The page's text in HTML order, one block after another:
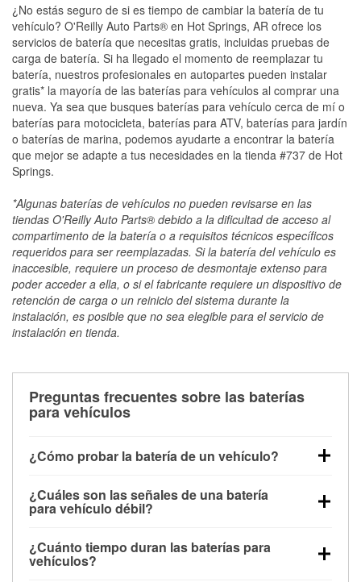
¿No estás seguro de si es tiempo de cambiar la batería de tu
vehículo? O'Reilly Auto Parts® en Hot Springs, AR ofrece los
servicios de batería que necesitas gratis, incluidas pruebas de
carga de batería. Si ha llegado el momento de reemplazar tu
batería, nuestros profesionales en autopartes pueden instalar
gratis* la mayoría de las baterías para vehículos al comprar una
nueva. Ya sea que busques baterías para vehículo cerca de mí o
baterías para motocicleta, baterías para ATV, baterías para jardín
o baterías de marina, podemos ayudarte a encontrar la batería
que mejor se adapte a tus necesidades en la tienda #737 de Hot
Springs.
*Algunas baterías de vehículos no pueden revisarse en las
tiendas O'Reilly Auto Parts® debido a la dificultad de acceso al
compartimento de la batería o a requisitos técnicos específicos
requeridos para ser reemplazadas. Si la batería del vehículo es
inaccesible, requiere un proceso de desmontaje extenso para
poder acceder a ella, o si el fabricante requiere un dispositivo de
retención de carga o un reinicio del sistema durante la
instalación, es posible que no sea elegible para el servicio de
instalación en tienda.
Preguntas frecuentes sobre las baterías
para vehículos
¿Cómo probar la batería de un vehículo?
maneras. El método más rápido es utilizar un
multímetro: con el vehículo apagado, conecta los
voltaje: una batería en buen estado y totalmente
cargada debería indicar unos 12.6 voltios. Es
¿Cuáles son las señales de una batería
para vehículo débil?
advertencia. Un arranque lento del motor, faros
tenues, chasquidos al girar la llave o luces de
¿Cuánto tiempo duran las baterías para
vehículos?